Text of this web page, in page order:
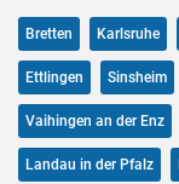
Bretten Karlsruhe
Ettlingen Sinsheim
Vaihingen an der Enz
Landau in der Pfalz